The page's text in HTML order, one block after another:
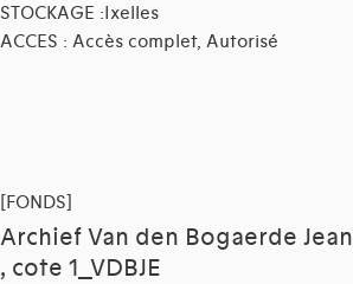
STOCKAGE :Ixelles
ACCES : Accès complet, Autorisé
[FONDS]
Archief Van den Bogaerde Jean
, cote 1_VDBJE